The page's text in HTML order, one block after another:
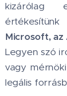
kizárólag
Microsoft, az
Legyen szó
vagy
legális